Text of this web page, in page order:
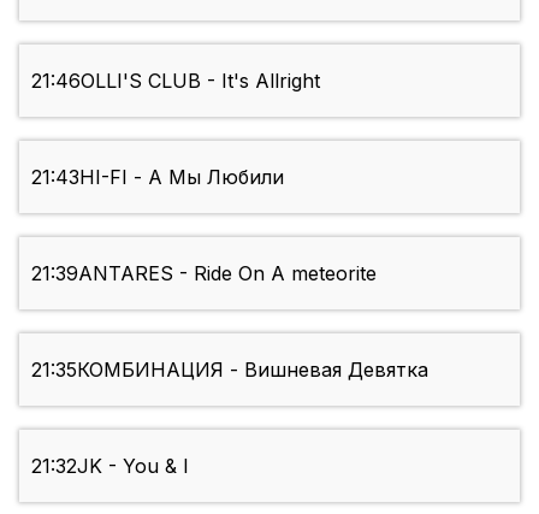
21:46OLLI'S CLUB - It's Allright
21:43HI-FI - А Мы Любили
21:39ANTARES - Ride On A meteorite
21:35КОМБИНАЦИЯ - Вишневая Девятка
21:32JK - You & I